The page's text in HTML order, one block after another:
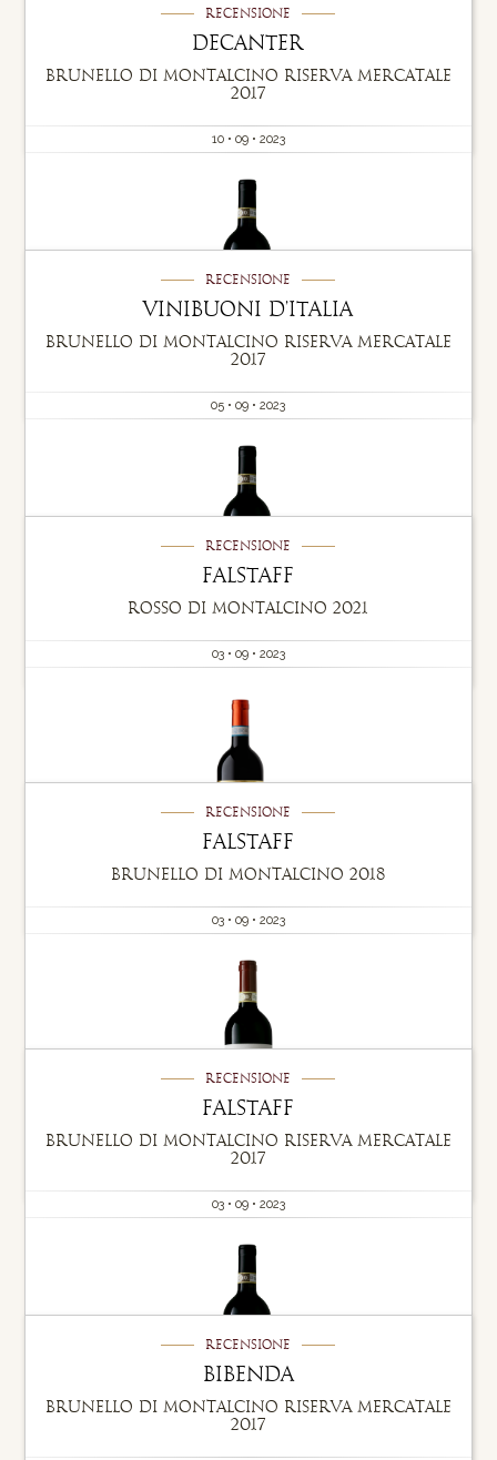
Recensione
Decanter
Brunello di Montalcino Riserva Mercatale
2017
10 • 09 • 2023
Recensione
vinibuoni d'italia
Brunello di Montalcino Riserva Mercatale
2017
05 • 09 • 2023
Recensione
Falstaff
Rosso di Montalcino 2021
03 • 09 • 2023
Recensione
Falstaff
Brunello di Montalcino 2018
03 • 09 • 2023
Recensione
Falstaff
Brunello di Montalcino Riserva Mercatale
2017
03 • 09 • 2023
Recensione
Bibenda
Brunello di Montalcino Riserva Mercatale
2017